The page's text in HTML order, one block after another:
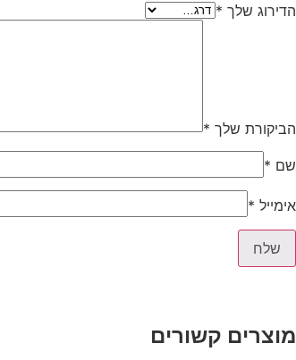
הדירוג שלך *
הביקורת שלך *
שם *
אימייל *
מוצרים קשורים